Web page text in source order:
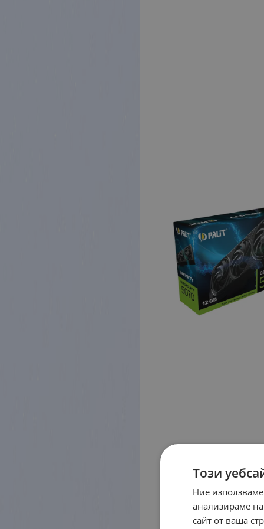
Този
Ние
анализираме
сайт от ваша